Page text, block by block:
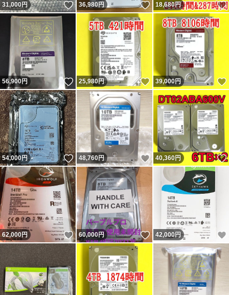
31,000円 いいね！
36,980円 いいね！
18,680円
56,900円 いいね！
25,980円 いいね！
39,000円
54,000円 いいね！
48,760円 いいね！
40,360円
62,000円 いいね！
60,000円 いいね！
42,000 円